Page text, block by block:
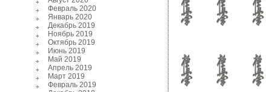
Февраль 2020
Январь 2020
Декабрь 2019
Ноябрь 2019
Октябрь 2019
Июнь 2019
Май 2019
Апрель 2019
Март 2019
Февраль 2019